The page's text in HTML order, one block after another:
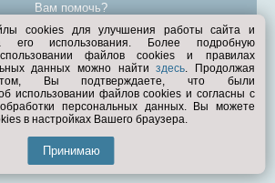
Вам помочь?
© Exist.ru 1998—2026
cookies для улучшения работы сайта и
его использования. Более подробную
файлов cookies и правилах
данных можно найтиздесь. Продолжая
Вы подтверждаете, что были
использовании файлов cookies и согласны с
персональных данных. Вы можете
в настройках Вашего браузера.
Принимаю